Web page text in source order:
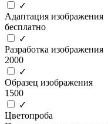
✓
Адаптация изображения
бесплатно
✓
Разработка изображения
2000
✓
Образец изображения
1500
✓
Цветопроба